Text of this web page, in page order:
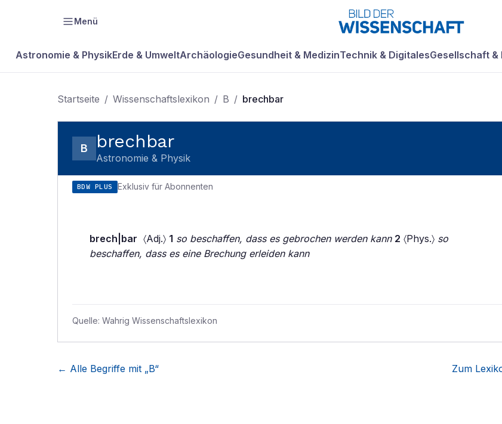
Menü
Astronomie & PhysikErde & UmweltArchäologieGesundheit & MedizinTechnik & DigitalesGesellschaft &
Startseite / Wissenschaftslexikon / B / brechbar
B brechbar
Astronomie & Physik
BDW PLUS Exklusiv für Abonnenten
brech|bar 〈Adj.〉 1 so beschaffen, dass es gebrochen werden kann 2 〈Phys.〉 so
beschaffen, dass es eine Brechung erleiden kann
Quelle: Wahrig Wissenschaftslexikon
← Alle Begriffe mit „B“ Zum